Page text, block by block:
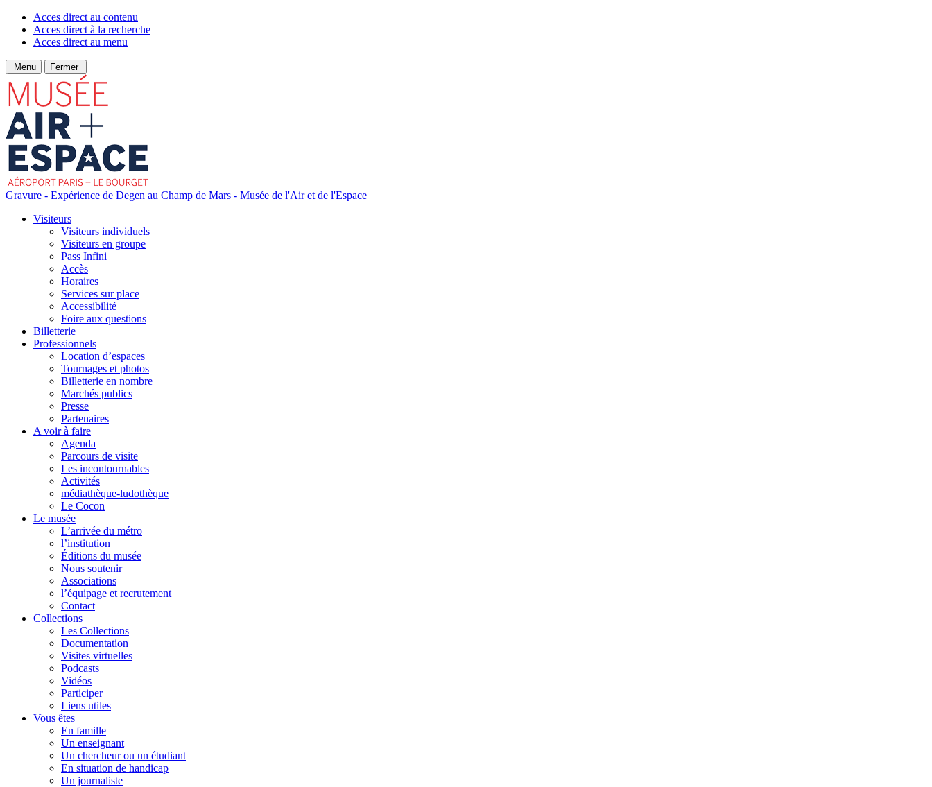
Acces direct au contenu
Acces direct à la recherche
Acces direct au menu
Menu Fermer
Gravure - Expérience de Degen au Champ de Mars - Musée de l'Air et de l'Espace
Visiteurs
Visiteurs individuels
Visiteurs en groupe
Pass Infini
Accès
Horaires
Services sur place
Accessibilité
Foire aux questions
Billetterie
Professionnels
Location d’espaces
Tournages et photos
Billetterie en nombre
Marchés publics
Presse
Partenaires
A voir à faire
Agenda
Parcours de visite
Les incontournables
Activités
médiathèque-ludothèque
Le Cocon
Le musée
L’arrivée du métro
l’institution
Éditions du musée
Nous soutenir
Associations
l’équipage et recrutement
Contact
Collections
Les Collections
Documentation
Visites virtuelles
Podcasts
Vidéos
Participer
Liens utiles
Vous êtes
En famille
Un enseignant
Un chercheur ou un étudiant
En situation de handicap
Un journaliste